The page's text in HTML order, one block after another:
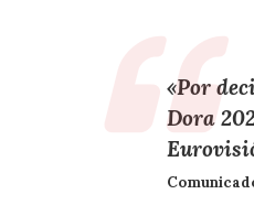
«Por
Dora